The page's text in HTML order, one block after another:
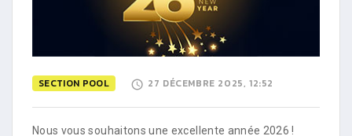
SECTION POOL 27 DÉCEMBRE 2025, 12:52
Nous vous souhaitons une excellente année 2026 !